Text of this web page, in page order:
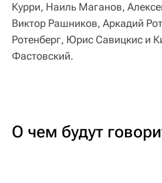
Курри, Наиль Маганов,
Виктор Рашников, Аркадий
Ротенберг, Юрис Савицкис и
Фастовский.
О чем будут